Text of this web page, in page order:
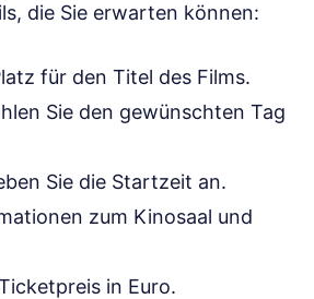
die Sie erwarten können:
für den Titel des Films.
Sie den gewünschten Tag
Sie die Startzeit an.
zum Kinosaal und
in Euro.